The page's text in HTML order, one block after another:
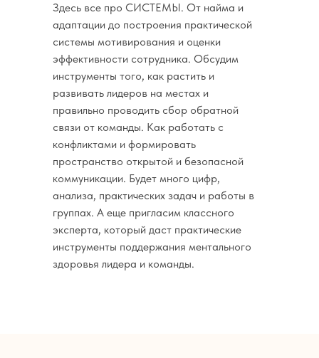
Здесь все про СИСТЕМЫ. От найма и
адаптации до построения практической
системы мотивирования и оценки
эффективности сотрудника. Обсудим
инструменты того, как растить и
развивать лидеров на местах и
правильно проводить сбор обратной
связи от команды. Как работать с
конфликтами и формировать
пространство открытой и безопасной
коммуникации. Будет много цифр,
анализа, практических задач и работы в
группах. А еще пригласим классного
эксперта, который даст практические
инструменты поддержания ментального
здоровья лидера и команды.